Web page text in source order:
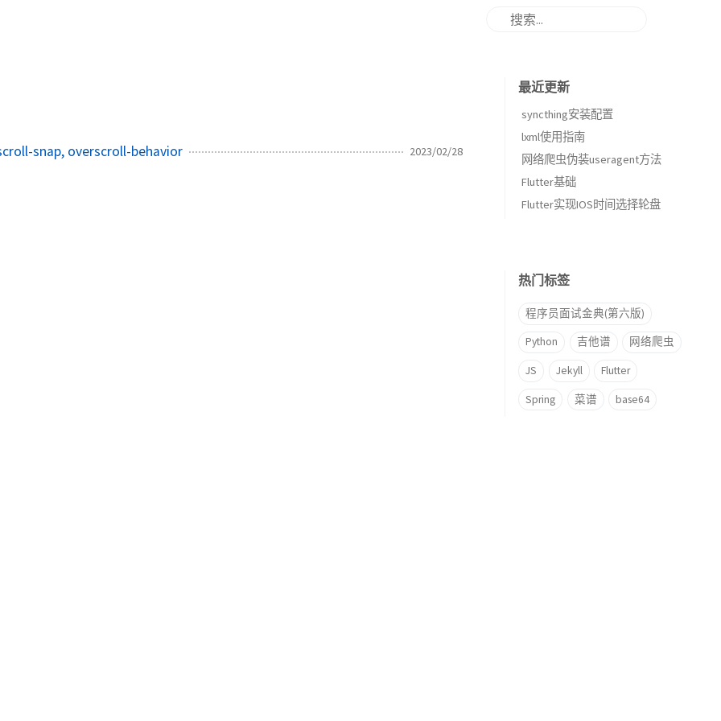
snap, overscroll-behavior 2023/02/28
最近更新
syncthing安装配置
lxml使用指南
网络爬虫伪装useragent方法
Flutter基础
Flutter实现IOS时间选择轮盘
热门标签
程序员面试金典(第六版)
Python 吉他谱 网络爬虫
JS Jekyll Flutter
Spring 菜谱 base64